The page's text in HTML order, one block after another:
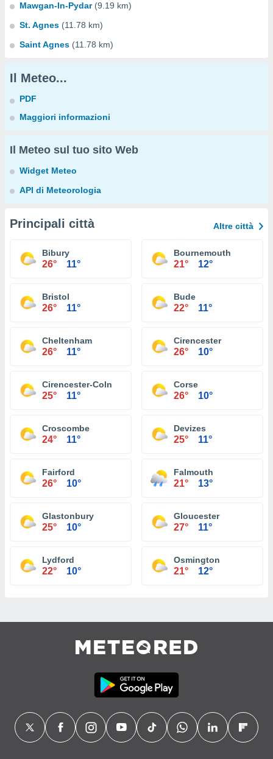
Mawgan-In-Pydar (9.19 km)
St. Agnes (11.78 km)
Saint Agnes (11.78 km)
Il Meteo...
PDF
Maggiori informazioni
Il Meteo sul tuo sito Web
Widget Meteo
API di Meteorologia
Principali città Altre città
Bibury
26° 11°
Bournemouth
21° 12°
Bristol
26° 11°
Bude
22° 11°
Cheltenham
26° 11°
Cirencester
26° 10°
Cirencester-Coln
25° 11°
Corse
26° 10°
Croscombe
24° 11°
Devizes
25° 11°
Fairford
26° 10°
Falmouth
21° 13°
Glastonbury
25° 10°
Gloucester
27° 11°
Lydford
22° 10°
Osmington
21° 12°